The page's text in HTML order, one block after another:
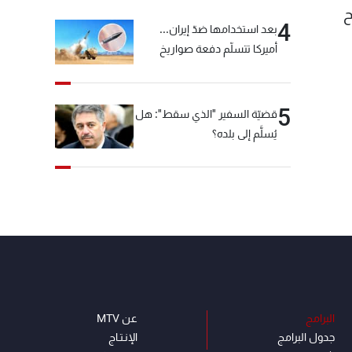
4بعد استخدامها ضدّ إيران...
أميركا تتسلّم دفعة صواريخ
5قضيّة السفير "الذي سقط": هل
يُسلَّم إلى بلده؟
البرامج
جدول البرامج
عن MTV
الإنـتـاج